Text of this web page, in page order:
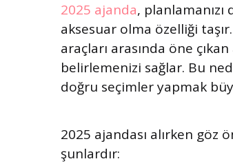
2025 ajanda,
aksesuar olma özelliği
araçları arasında öne
belirlemenizi sağlar. Bu
doğru seçimler yapmak
2025 ajandası alırken göz
şunlardır: